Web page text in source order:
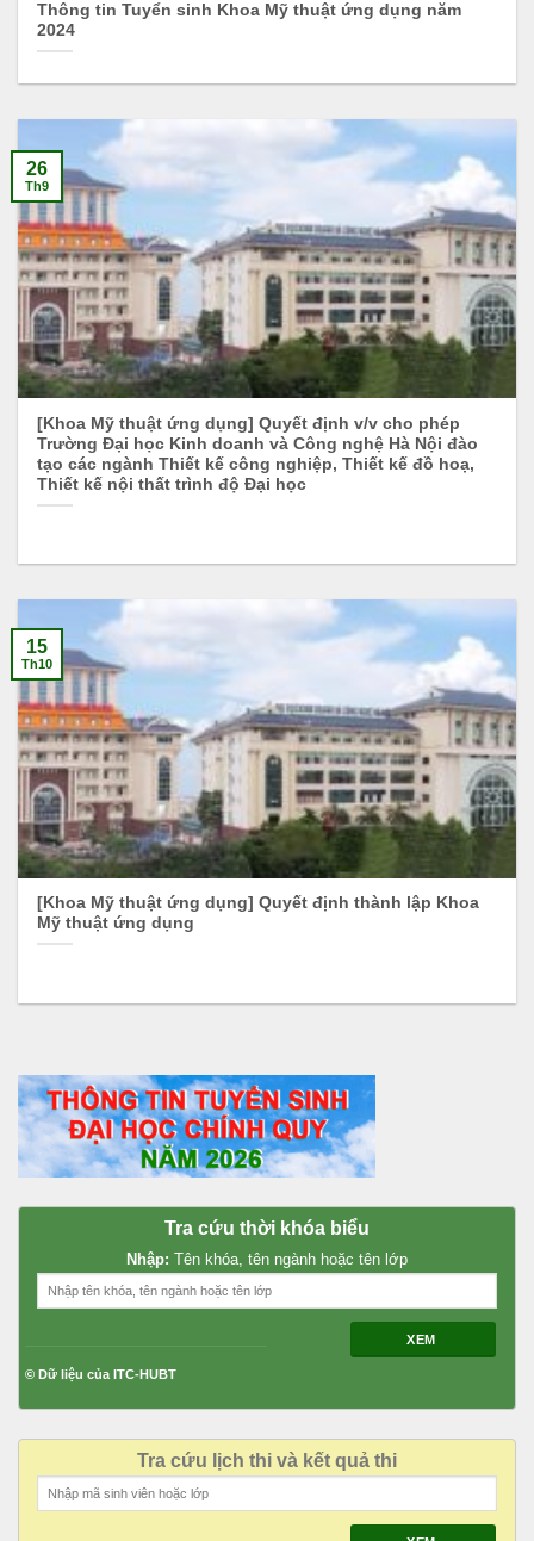
Thông tin Tuyển sinh Khoa Mỹ thuật ứng dụng năm
2024
[Khoa Mỹ thuật ứng dụng] Quyết định v/v cho phép
Trường Đại học Kinh doanh và Công nghệ Hà Nội đào
tạo các ngành Thiết kế công nghiệp, Thiết kế đồ hoạ,
Thiết kế nội thất trình độ Đại học
26
Th9
[Khoa Mỹ thuật ứng dụng] Quyết định thành lập Khoa
Mỹ thuật ứng dụng
15
Th10
Tra cứu thời khóa biểu
Nhập: Tên khóa, tên ngành hoặc tên lớp
XEM
© Dữ liệu của ITC-HUBT
Tra cứu lịch thi và kết quả thi